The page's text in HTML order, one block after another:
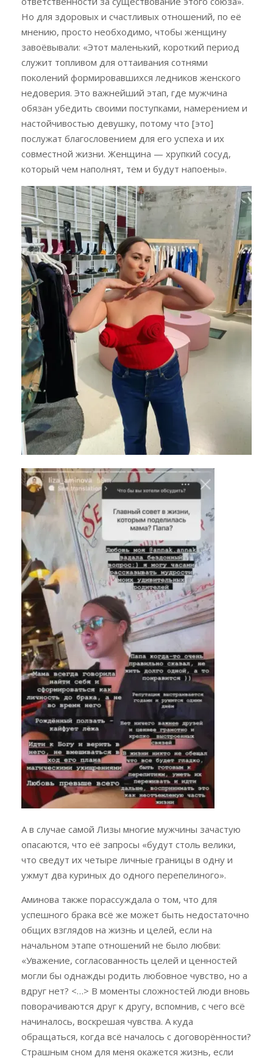
Но для здоровых и счастливых отношений, по её
мнению, просто необходимо, чтобы женщину
завоёвывали: «Этот маленький, короткий период
служит топливом для оттаивания сотнями
поколений формировавшихся ледников женского
недоверия. Это важнейший этап, где мужчина
обязан убедить своими поступками, намерением и
настойчивостью девушку, потому что [это]
послужат благословением для его успеха и их
совместной жизни. Женщина — хрупкий сосуд,
который чем наполнят, тем и будут напоены».
А в случае самой Лизы многие мужчины зачастую
опасаются, что её запросы «будут столь велики,
что сведут их четыре личные границы в одну и
ужмут два куриных до одного перепелиного».
Аминова также порассуждала о том, что для
успешного брака всё же может быть недостаточно
общих взглядов на жизнь и целей, если на
начальном этапе отношений не было любви:
«Уважение, согласованность целей и ценностей
могли бы однажды родить любовное чувство, но а
вдруг нет? <…> В моменты сложностей люди вновь
поворачиваются друг к другу, вспомнив, с чего всё
начиналось, воскрешая чувства. А куда
обращаться, когда всё началось с договорённости?
Страшным сном для меня окажется жизнь, если